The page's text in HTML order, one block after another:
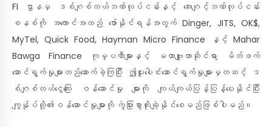
FI ဌာနမှ ဒစ်ဂျစ်တယ်ဘဏ်လုပ်ငန်းနှင့် အေးဂျင့်ဘဏ်လုပ်ငန်း
စနစ်ကို အကောင်အထည် ဖော်နိုင်ရန်အတွက် Dinger, JITS, OK$,
MyTel, Quick Food, Hayman Micro Finance နှင့် Mahar
Bawga Finance ကုမ္ပဏီများနှင့် မဟာဗျူဟာဆိုင်ရာ မိတ်ဖက်
ဆောင်ရွက်မှုများတည်ဆောက်ခဲ့ကြပြီး ဤပူးပေါင်းဆောင်ရွက်မှုများမှတဆင့် ဒ
စ်ဂျစ်တယ်ငွေကြေး ဝန်ဆောင်မှု များကို ကျယ်ကျယ်ပြန့်ပြန့်ပေးနိုင်ပြီး
ကျွန်ုပ်တို့၏ဝန်ဆောင်မှုများကို ကွဲပြားစွာတိုးချဲ့နိုင်စေမည်ဖြစ်ပါမည်။